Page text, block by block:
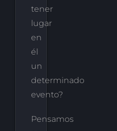
tener
lugar
en
él
un
determinado
evento?
Pensamos